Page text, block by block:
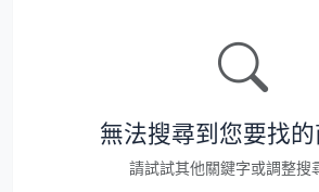
無法搜尋到您要找的
請試試其他關鍵字或調整搜